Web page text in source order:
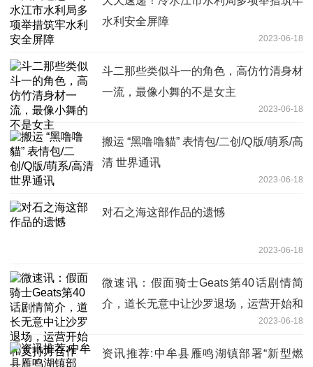
水利安全屏障
2023-06-18
斗二那些类似斗一的角色，高仿竹清身材
一流，最像小舞的不是女主
2023-06-18
搬运 “黑噜噜貓” 表情包/二创/Q版/萌系/高
清 世界通讯
2023-06-18
对石之海这部作品的遗憾
2023-06-18
微速讯：假面骑士Geats第40话剧情简
介，道长无意中让沙罗退场，运营开始和
2023-06-18
资讯推荐:中牟县雁鸣湖镇部署“新型燃